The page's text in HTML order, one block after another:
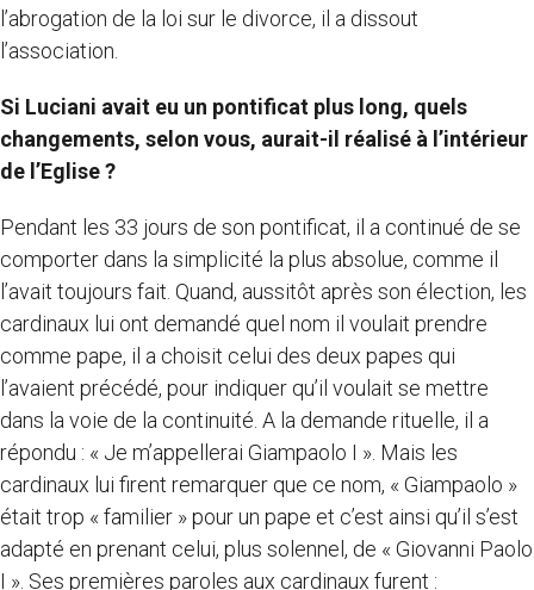
l’abrogation de la loi sur le divorce, il a dissout
l’association.
Si Luciani avait eu un pontificat plus long, quels
changements, selon vous, aurait-il réalisé à l’intérieur
de l’Eglise ?
Pendant les 33 jours de son pontificat, il a continué de se
comporter dans la simplicité la plus absolue, comme il
l’avait toujours fait. Quand, aussitôt après son élection, les
cardinaux lui ont demandé quel nom il voulait prendre
comme pape, il a choisit celui des deux papes qui
l’avaient précédé, pour indiquer qu’il voulait se mettre
dans la voie de la continuité. A la demande rituelle, il a
répondu : « Je m’appellerai Giampaolo I ». Mais les
cardinaux lui firent remarquer que ce nom, « Giampaolo »
était trop « familier » pour un pape et c’est ainsi qu’il s’est
adapté en prenant celui, plus solennel, de « Giovanni Paolo
I ». Ses premières paroles aux cardinaux furent :